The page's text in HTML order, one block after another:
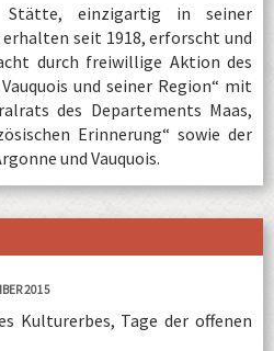
Stätte, einzigartig in seiner
seit 1918, erforscht und
durch freiwillige Aktion des
und seiner Region“ mit
des Departements Maas,
Erinnerung“ sowie der
und Vauquois.
2015
Kulturerbes, Tage der offenen